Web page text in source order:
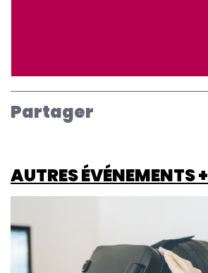
Partager
AUTRES ÉVÉNEMENTS +